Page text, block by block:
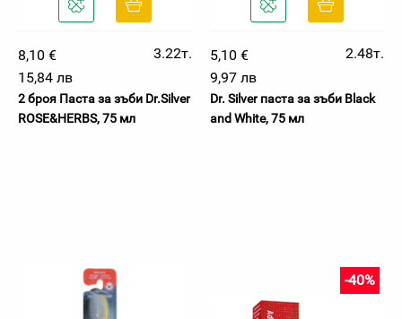
8,10 €
3.22т.
15,84 лв
2 броя Паста за зъби Dr.Silver
ROSE&HERBS, 75 мл
5,10 €
2.48т.
9,97 лв
Dr. Silver паста за зъби Black
and White, 75 мл
-40%